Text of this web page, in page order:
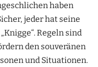
haben
jeder hat seine
Regeln sind
den souveränen
und Situationen.